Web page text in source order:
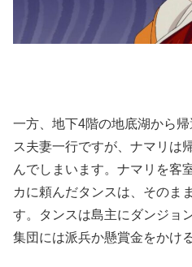
一方、地下4階の地底湖から
ス夫妻一行ですが、ナマリは
んでしまいます。ナマリを客
カに頼んだタンスは、そのま
す。タンスは島主にダンジョ
集団には派兵か懸賞金をかけ